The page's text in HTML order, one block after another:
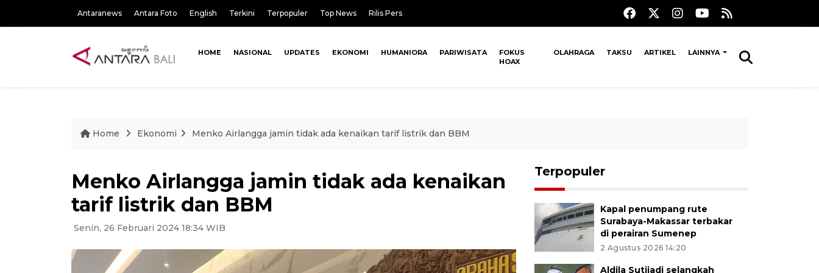
Antaranews Antara Foto English Terkini Terpopuler Top News Rilis Pers
HOME NASIONAL UPDATES EKONOMI HUMANIORA PARIWISATA
FOKUS
HOAX
OLAHRAGA TAKSU ARTIKEL LAINNYA
Home Ekonomi Menko Airlangga jamin tidak ada kenaikan tarif listrik dan BBM
Menko Airlangga jamin tidak ada kenaikan
tarif listrik dan BBM
Senin, 26 Februari 2024 18:34 WIB
Terpopuler
Kapal penumpang rute
Surabaya-Makassar terbakar
di perairan Sumenep
2 Agustus 2026 14:20
Aldila Sutjiadi selangkah